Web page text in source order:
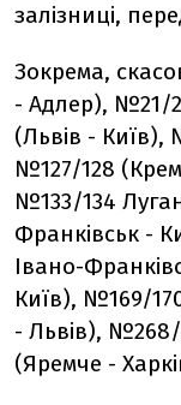
залізниці,
Зокрема,
- Адлер), №21/
(Львів - Київ),
№127/128
№133/134
Франківськ -
Івано-
Київ), №169/
- Львів),
(Яремче -